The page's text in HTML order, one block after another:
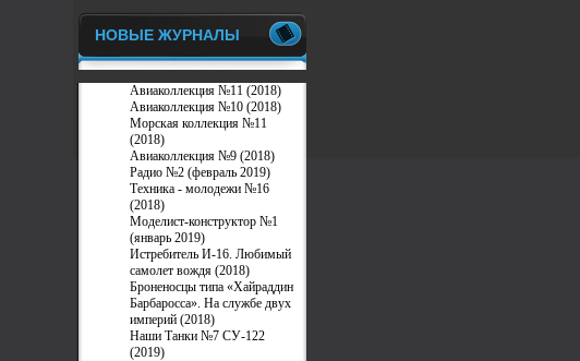
НОВЫЕ ЖУРНАЛЫ
Авиаколлекция №11 (2018)
Авиаколлекция №10 (2018)
Морская коллекция №11
(2018)
Авиаколлекция №9 (2018)
Радио №2 (февраль 2019)
Техника - молодежи №16
(2018)
Моделист-конструктор №1
(январь 2019)
Истребитель И-16. Любимый
самолет вождя (2018)
Броненосцы типа «Хайраддин
Барбаросса». На службе двух
империй (2018)
Наши Танки №7 СУ-122
(2019)